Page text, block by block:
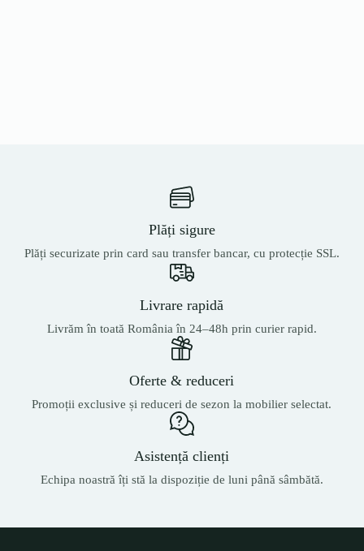
Plăți sigure
Plăți securizate prin card sau transfer bancar, cu protecție SSL.
Livrare rapidă
Livrăm în toată România în 24–48h prin curier rapid.
Oferte & reduceri
Promoții exclusive și reduceri de sezon la mobilier selectat.
Asistență clienți
Echipa noastră îți stă la dispoziție de luni până sâmbătă.